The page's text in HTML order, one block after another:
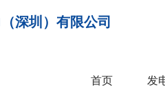
深圳）有限公司
首页 发